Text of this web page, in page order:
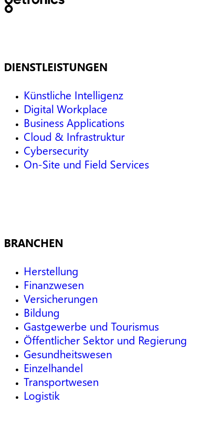
DIENSTLEISTUNGEN
Künstliche Intelligenz
Digital Workplace
Business Applications
Cloud & Infrastruktur
Cybersecurity
On-Site und Field Services
BRANCHEN
Herstellung
Finanzwesen
Versicherungen
Bildung
Gastgewerbe und Tourismus
Öffentlicher Sektor und Regierung
Gesundheitswesen
Einzelhandel
Transportwesen
Logistik